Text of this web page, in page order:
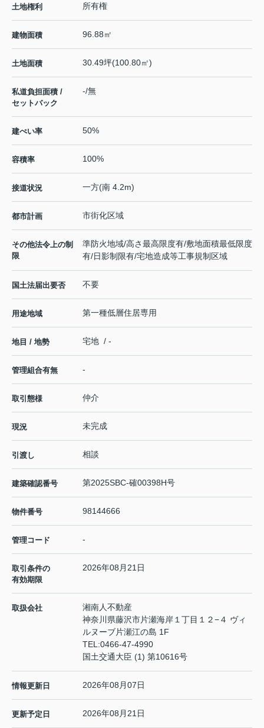
土地権利 所有権
建物面積 96.88㎡
土地面積 30.49坪(100.80㎡)
私道負担面積 /
セットバック
-/無
建ぺい率 50%
容積率 100%
接道状況 一方(南 4.2m)
都市計画 市街化区域
その他法令上の制
限
準防火地域/高さ最高限度有/敷地面積最低限度
有/日影制限有/宅地造成等工事規制区域
国土法届出要否 不要
用途地域 第一種低層住居専用
地目 / 地勢 宅地 / -
管理組合有無 -
取引態様 仲介
現況 未完成
引渡し 相談
建築確認番号 第2025SBC-確00398H号
物件番号 98144666
管理コード -
取引条件の
有効期限
2026年08月21日
取扱会社
湘南人不動産
神奈川県藤沢市片瀬海岸１丁目１２−４ ヴィ
ルヌーブ片瀬江の島 1F
TEL:0466-47-4990
国土交通大臣 (1) 第10616号
情報更新日 2026年08月07日
更新予定日 2026年08月21日